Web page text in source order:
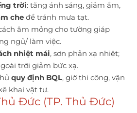
trời: tăng ánh sáng, giảm ẩm,
che để tránh mưa tạt.
âm mỏng cho tường giáp
ngủ/ làm việc.
nhiệt mái, sơn phản xạ nhiệt;
trời giảm bức xạ.
quy định BQL, giờ thi công, vận
khai vật tư.
Đức (TP. Thủ Đức)